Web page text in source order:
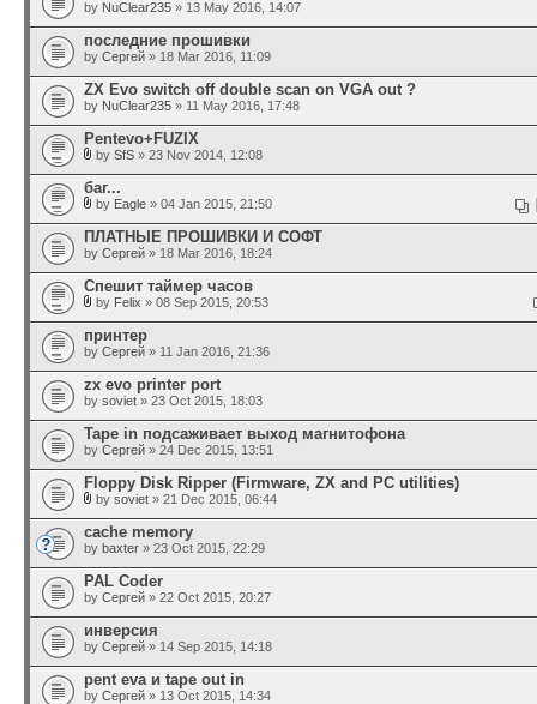
by NuClear235 » 13 May 2016, 14:07
последние прошивки
by Сергей » 18 Mar 2016, 11:09
ZX Evo switch off double scan on VGA out ?
by NuClear235 » 11 May 2016, 17:48
Pentevo+FUZIX
by SfS » 23 Nov 2014, 12:08
баг...
by Eagle » 04 Jan 2015, 21:50
ПЛАТНЫЕ ПРОШИВКИ И СОФТ
by Сергей » 18 Mar 2016, 18:24
Спешит таймер часов
by Felix » 08 Sep 2015, 20:53
принтер
by Сергей » 11 Jan 2016, 21:36
zx evo printer port
by soviet » 23 Oct 2015, 18:03
Tape in подсаживает выход магнитофона
by Сергей » 24 Dec 2015, 13:51
Floppy Disk Ripper (Firmware, ZX and PC utilities)
by soviet » 21 Dec 2015, 06:44
cache memory
by baxter » 23 Oct 2015, 22:29
PAL Coder
by Сергей » 22 Oct 2015, 20:27
инверсия
by Сергей » 14 Sep 2015, 14:18
pent eva и tape out in
by Сергей » 13 Oct 2015, 14:34